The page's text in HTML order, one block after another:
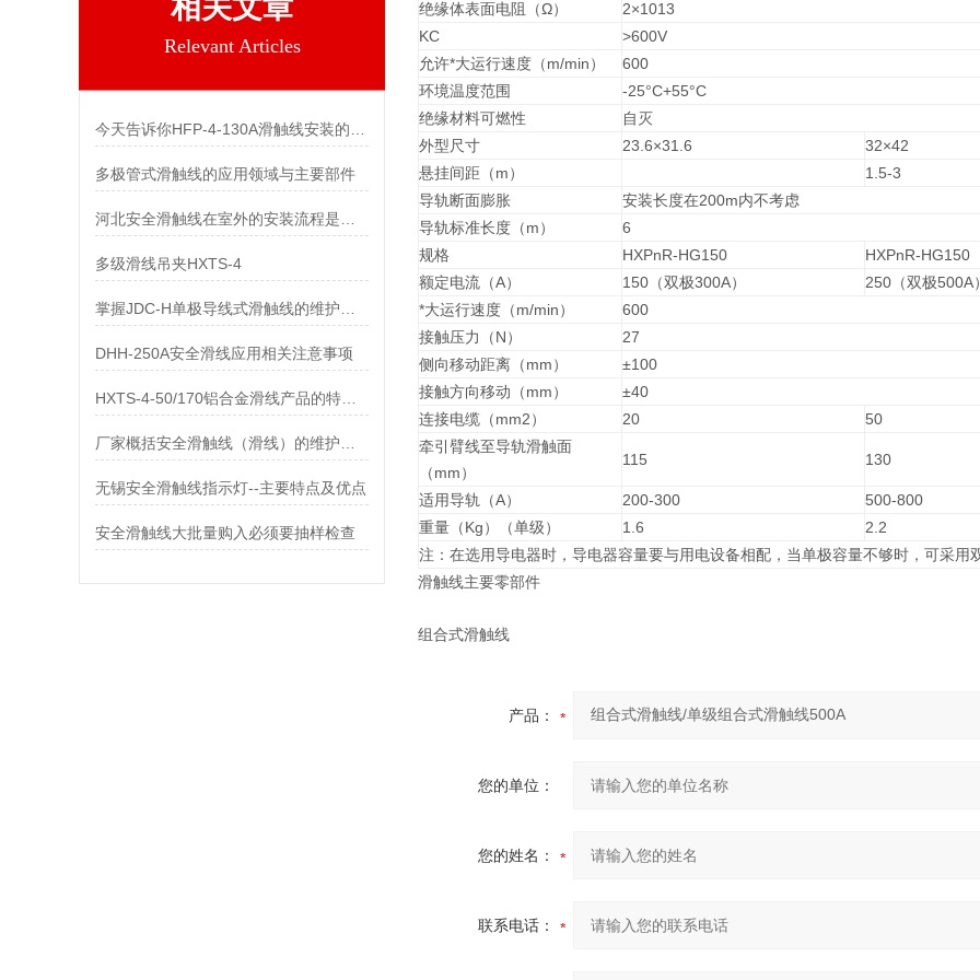
相关文章
Relevant Articles
多极管式滑触线的应用领域与主要部件
多级滑线吊夹HXTS-4
DHH-250A安全滑线应用相关注意事项
HXTS-4-50/170铝合金滑线产品的特点及用途
无锡安全滑触线指示灯--主要特点及优点
安全滑触线大批量购入必须要抽样检查
绝缘体表面电阻（Ω）
2×1013
KC
>600V
允许*大运行速度（m/min）
600
环境温度范围
-25°C+55°C
绝缘材料可燃性
自灭
外型尺寸
23.6×31.6
32×42
悬挂间距（m）
1.5-3
导轨断面膨胀
安装长度在200m内不考虑
导轨标准长度（m）
6
规格
HXPnR-HG150
HXPnR-HG150
额定电流（A）
150（双极300A）
250（双极500A
*大运行速度（m/min）
600
接触压力（N）
27
侧向移动距离（mm）
±100
接触方向移动（mm）
±40
连接电缆（mm2）
20
50
牵引臂线至导轨滑触面
（mm）
115 130
适用导轨（A） 200-300
500-800
重量（Kg）（单级）
1.6
2.2
注：在选用导电器时，导电器容量要与用电设备相配，当单极容量不够时，可采用
滑触线主要零部件
组合式滑触线
产品：
您的单位：
您的姓名：
联系电话：